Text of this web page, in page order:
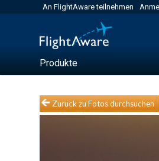
An FlightAware teilnehmen
Produkte
Zurück zu Fotos durchsuchen